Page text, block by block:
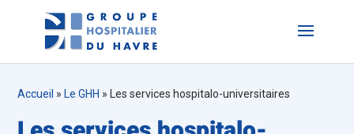
Accueil » Le GHH » Les services hospitalo-universitaires